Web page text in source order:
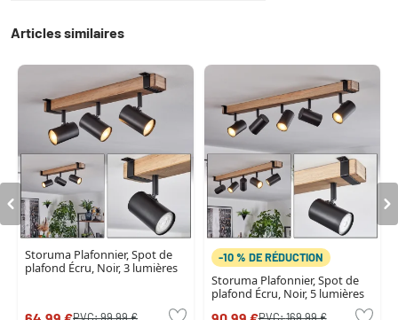
Articles similaires
Storuma Plafonnier, Spot de
plafond Écru, Noir, 3 lumières
-10 % DE RÉDUCTION
Storuma Plafonnier, Spot de
plafond Écru, Noir, 5 lumières